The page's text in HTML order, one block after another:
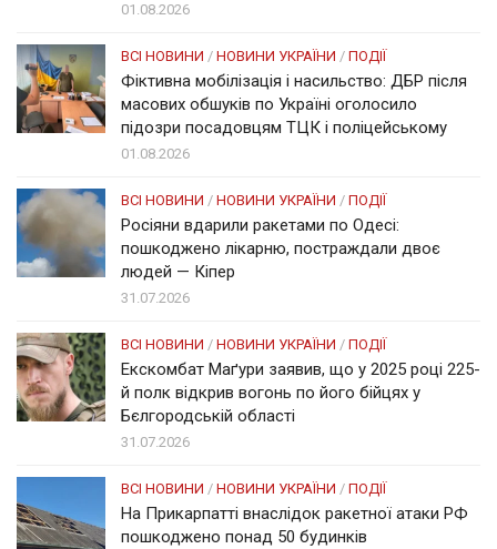
01.08.2026
ВСІ НОВИНИ / НОВИНИ УКРАЇНИ / ПОДІЇ
Фіктивна мобілізація і насильство: ДБР після
масових обшуків по Україні оголосило
підозри посадовцям ТЦК і поліцейському
01.08.2026
ВСІ НОВИНИ / НОВИНИ УКРАЇНИ / ПОДІЇ
Росіяни вдарили ракетами по Одесі:
пошкоджено лікарню, постраждали двоє
людей — Кіпер
31.07.2026
ВСІ НОВИНИ / НОВИНИ УКРАЇНИ / ПОДІЇ
Екскомбат Маґури заявив, що у 2025 році 225-
й полк відкрив вогонь по його бійцях у
Бєлгородській області
31.07.2026
ВСІ НОВИНИ / НОВИНИ УКРАЇНИ / ПОДІЇ
На Прикарпатті внаслідок ракетної атаки РФ
пошкоджено понад 50 будинків